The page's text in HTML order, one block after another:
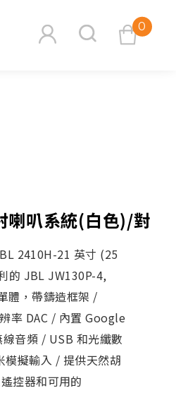
0
喇叭系統(白色)/對
2410H-21 英寸 (25
的 JBL JW130P-4,
體，帶鑄造框架 /
率 DAC / 內置 Google
音頻 / USB 和光纖數
模擬輸入 / 提供天然胡
控器和可用的